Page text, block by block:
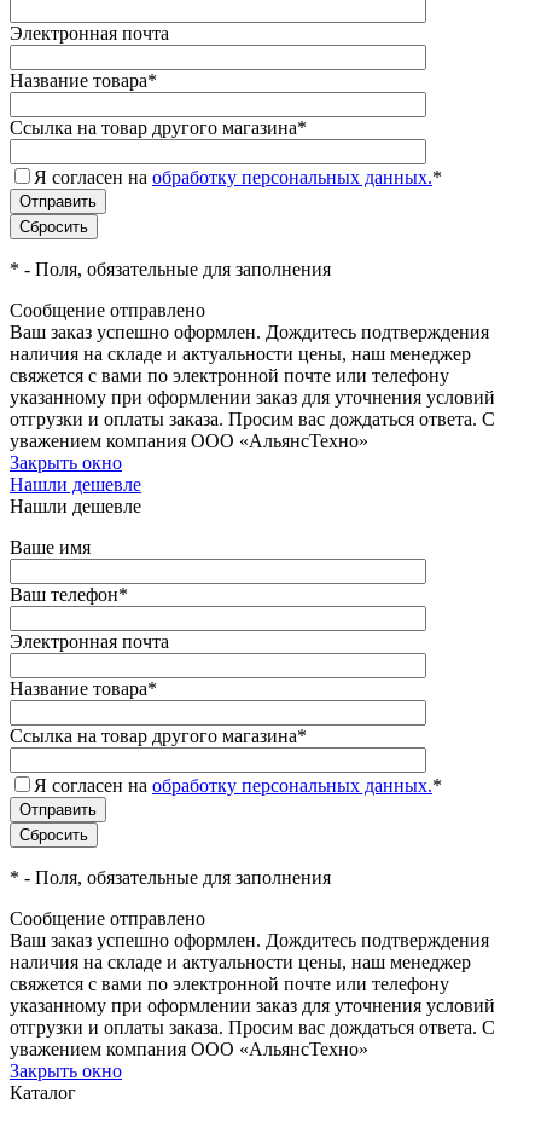
Электронная почта
Название товара*
Ссылка на товар другого магазина*
Я согласен на обработку персональных данных.*
* - Поля, обязательные для заполнения
Сообщение отправлено
Ваш заказ успешно оформлен. Дождитесь подтверждения
наличия на складе и актуальности цены, наш менеджер
свяжется с вами по электронной почте или телефону
указанному при оформлении заказ для уточнения условий
отгрузки и оплаты заказа. Просим вас дождаться ответа. С
уважением компания ООО «АльянсТехно»
Закрыть окно
Нашли дешевле
Нашли дешевле
Ваше имя
Ваш телефон*
Электронная почта
Название товара*
Ссылка на товар другого магазина*
Я согласен на обработку персональных данных.*
* - Поля, обязательные для заполнения
Сообщение отправлено
Ваш заказ успешно оформлен. Дождитесь подтверждения
наличия на складе и актуальности цены, наш менеджер
свяжется с вами по электронной почте или телефону
указанному при оформлении заказ для уточнения условий
отгрузки и оплаты заказа. Просим вас дождаться ответа. С
уважением компания ООО «АльянсТехно»
Закрыть окно
Каталог